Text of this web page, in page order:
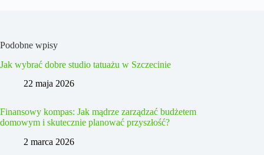
Podobne wpisy
Jak wybrać dobre studio tatuażu w Szczecinie
22 maja 2026
Finansowy kompas: Jak mądrze zarządzać budżetem
domowym i skutecznie planować przyszłość?
2 marca 2026